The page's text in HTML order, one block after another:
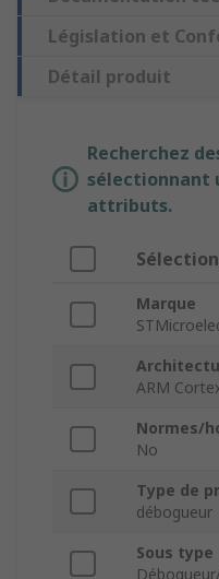
Législation et
Détail produit
Recherchez
sélectionnant
attributs.
Marque
ARM
Normes/
No
Type de
débogueur
Sous type